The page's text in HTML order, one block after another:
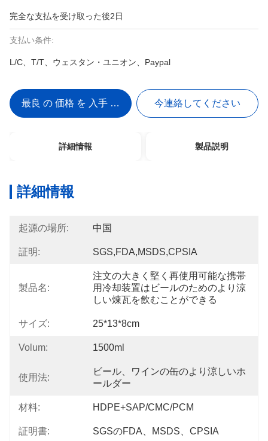
完全な支払を受け取った後2日
支払い条件:
L/C、T/T、ウェスタン・ユニオン、Paypal
最良 の 価格 を 入手 する 今連絡してください
詳細情報 製品説明
詳細情報
起源の場所: 中国
証明: SGS,FDA,MSDS,CPSIA
製品名:
注文の大きく堅く再使用可能な携帯
用冷却装置はビールのためのより涼
しい煉瓦を飲むことができる
サイズ: 25*13*8cm
Volum: 1500ml
使用法:
ビール、ワインの缶のより涼しいホ
ールダー
材料: HDPE+SAP/CMC/PCM
証明書: SGSのFDA、MSDS、CPSIA